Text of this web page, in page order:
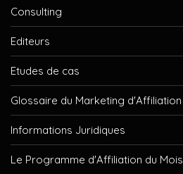
Consulting
Editeurs
Etudes de cas
Glossaire du Marketing d'Affiliation
Informations Juridiques
Le Programme d'Affiliation du Mois